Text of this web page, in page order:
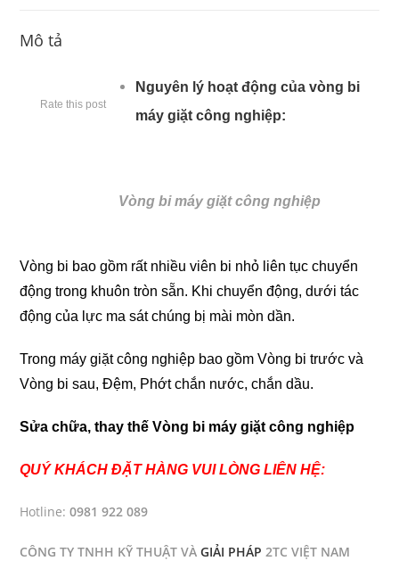
Mô tả
Rate this post
Nguyên lý hoạt động của vòng bi
máy giặt công nghiệp:
Vòng bi máy giặt công nghiệp
Vòng bi bao gồm rất nhiều viên bi nhỏ liên tục chuyển
động trong khuôn tròn sẵn. Khi chuyển động, dưới tác
động của lực ma sát chúng bị mài mòn dần.
Trong máy giặt công nghiệp bao gồm Vòng bi trước và
Vòng bi sau, Đệm, Phớt chắn nước, chắn dầu.
Sửa chữa, thay thế Vòng bi máy giặt công nghiệp
QUÝ KHÁCH ĐẶT HÀNG VUI LÒNG LIÊN HỆ:
Hotline:0981 922 089
CÔNG TY TNHH KỸ THUẬT VÀGIẢI PHÁP 2TC VIỆT NAM